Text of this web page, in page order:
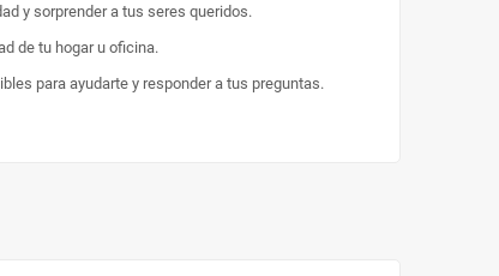
y sorprender a tus seres queridos.
de tu hogar u oficina.
para ayudarte y responder a tus preguntas.